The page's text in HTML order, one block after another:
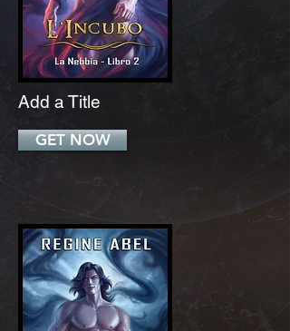
Add a Title
GET NOW